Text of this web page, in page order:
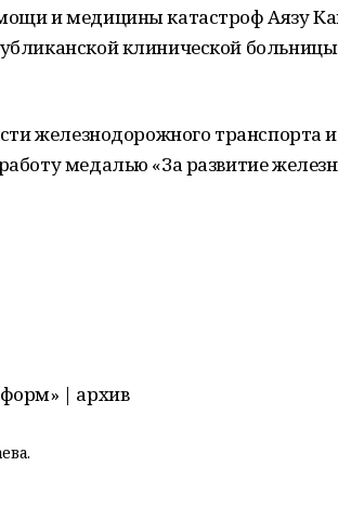
и медицины катастроф Аязу
клинической
железнодорожного транспорта
медалью «За развитие
| архив